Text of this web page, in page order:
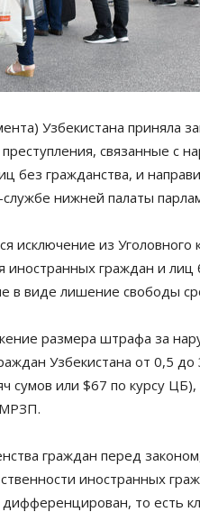
Узбекистана приняла
связанные с
без гражданства, и
нижней палаты
исключение из Уголовного
граждан и лиц
в виде лишение свободы
размера штрафа за
Узбекистана от 0,5
сумов или $67 по курсу
МРЗП.
граждан перед
иностранных
то есть